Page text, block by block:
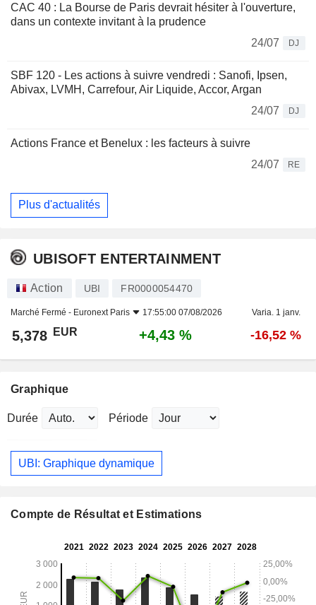
CAC 40 : La Bourse de Paris devrait hésiter à l'ouverture,
dans un contexte invitant à la prudence
24/07
DJ
SBF 120 - Les actions à suivre vendredi : Sanofi, Ipsen,
Abivax, LVMH, Carrefour, Air Liquide, Accor, Argan
24/07
DJ
Actions France et Benelux : les facteurs à suivre
24/07
RE
Plus d'actualités
UBISOFT ENTERTAINMENT
Action UBI FR0000054470
Marché Fermé - Euronext Paris 17:55:00 07/08/2026 Varia. 1 janv.
5,378 EUR +4,43 % -16,52 %
Graphique
Durée Période
UBI: Graphique dynamique
Compte de Résultat et Estimations